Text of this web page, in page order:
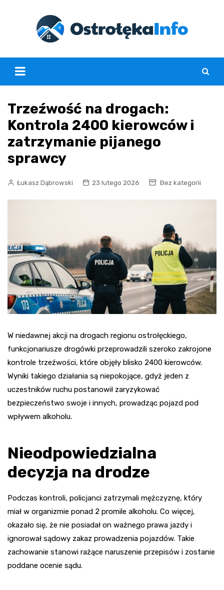
Trzeźwość na drogach:
Kontrola 2400 kierowców i
zatrzymanie pijanego
sprawcy
Łukasz Dąbrowski 23 lutego 2026 Bez kategorii
W niedawnej akcji na drogach regionu ostrołęckiego,
funkcjonariusze drogówki przeprowadzili szeroko zakrojone
kontrole trzeźwości, które objęły blisko 2400 kierowców.
Wyniki takiego działania są niepokojące, gdyż jeden z
uczestników ruchu postanowił zaryzykować
bezpieczeństwo swoje i innych, prowadząc pojazd pod
wpływem alkoholu.
Nieodpowiedzialna
decyzja na drodze
Podczas kontroli, policjanci zatrzymali mężczyznę, który
miał w organizmie ponad 2 promile alkoholu. Co więcej,
okazało się, że nie posiadał on ważnego prawa jazdy i
ignorował sądowy zakaz prowadzenia pojazdów. Takie
zachowanie stanowi rażące naruszenie przepisów i zostanie
poddane ocenie sądu.